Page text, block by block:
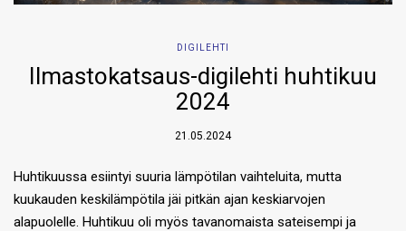
DIGILEHTI
Ilmastokatsaus-digilehti huhtikuu
2024
21.05.2024
Huhtikuussa esiintyi suuria lämpötilan vaihteluita, mutta
kuukauden keskilämpötila jäi pitkän ajan keskiarvojen
alapuolelle. Huhtikuu oli myös tavanomaista sateisempi ja